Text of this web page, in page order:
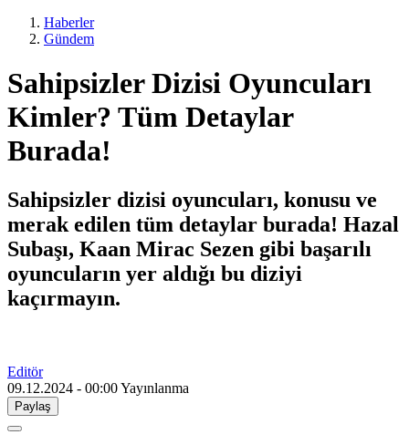
Haberler
Gündem
Sahipsizler Dizisi Oyuncuları
Kimler? Tüm Detaylar
Burada!
Sahipsizler dizisi oyuncuları, konusu ve
merak edilen tüm detaylar burada! Hazal
Subaşı, Kaan Mirac Sezen gibi başarılı
oyuncuların yer aldığı bu diziyi
kaçırmayın.
Editör
09.12.2024 - 00:00Yayınlanma
Paylaş